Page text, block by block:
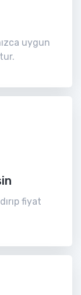
uygun
fiyat